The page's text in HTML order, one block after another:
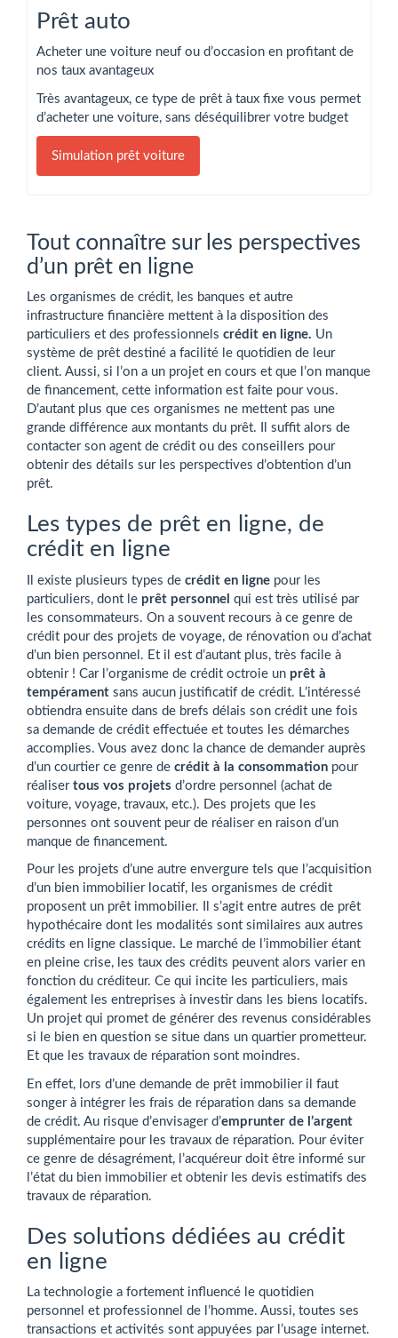
Prêt auto
Acheter une voiture neuf ou d’occasion en profitant de
nos taux avantageux
Très avantageux, ce type de prêt à taux fixe vous permet
d’acheter une voiture, sans déséquilibrer votre budget
Simulation prêt voiture
Tout connaître sur les perspectives
d’un prêt en ligne
Les organismes de crédit, les banques et autre
infrastructure financière mettent à la disposition des
particuliers et des professionnels crédit en ligne. Un
système de prêt destiné a facilité le quotidien de leur
client. Aussi, si l’on a un projet en cours et que l’on manque
de financement, cette information est faite pour vous.
D’autant plus que ces organismes ne mettent pas une
grande différence aux montants du prêt. Il suffit alors de
contacter son agent de crédit ou des conseillers pour
obtenir des détails sur les perspectives d’obtention d’un
prêt.
Les types de prêt en ligne, de
crédit en ligne
Il existe plusieurs types de crédit en ligne pour les
particuliers, dont le prêt personnel qui est très utilisé par
les consommateurs. On a souvent recours à ce genre de
crédit pour des projets de voyage, de rénovation ou d’achat
d’un bien personnel. Et il est d’autant plus, très facile à
obtenir ! Car l’organisme de crédit octroie un prêt à
tempérament sans aucun justificatif de crédit. L’intéressé
obtiendra ensuite dans de brefs délais son crédit une fois
sa demande de crédit effectuée et toutes les démarches
accomplies. Vous avez donc la chance de demander auprès
d’un courtier ce genre de crédit à la consommation pour
réaliser tous vos projets d’ordre personnel (achat de
voiture, voyage, travaux, etc.). Des projets que les
personnes ont souvent peur de réaliser en raison d’un
manque de financement.
Pour les projets d’une autre envergure tels que l’acquisition
d’un bien immobilier locatif, les organismes de crédit
proposent un prêt immobilier. Il s’agit entre autres de prêt
hypothécaire dont les modalités sont similaires aux autres
crédits en ligne classique. Le marché de l’immobilier étant
en pleine crise, les taux des crédits peuvent alors varier en
fonction du créditeur. Ce qui incite les particuliers, mais
également les entreprises à investir dans les biens locatifs.
Un projet qui promet de générer des revenus considérables
si le bien en question se situe dans un quartier prometteur.
Et que les travaux de réparation sont moindres.
En effet, lors d’une demande de prêt immobilier il faut
songer à intégrer les frais de réparation dans sa demande
de crédit. Au risque d’envisager d’emprunter de l’argent
supplémentaire pour les travaux de réparation. Pour éviter
ce genre de désagrément, l’acquéreur doit être informé sur
l’état du bien immobilier et obtenir les devis estimatifs des
travaux de réparation.
Des solutions dédiées au crédit
en ligne
La technologie a fortement influencé le quotidien
personnel et professionnel de l’homme. Aussi, toutes ses
transactions et activités sont appuyées par l’usage internet.